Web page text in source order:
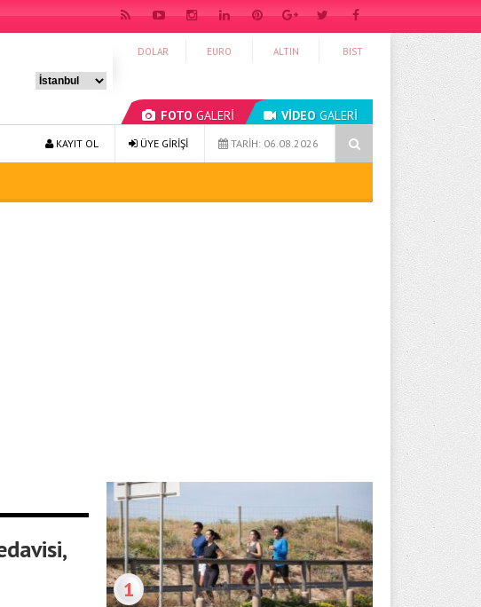
FOTO GALERİ VİDEO GALERİ
DOLAR EURO ALTIN BIST
Sağlıklı Yaşam 49: Bütünsel Yaklaşım ve Sürdürülebilir Alışkanlıklar
TARİH: 06.08.2026
ÜYE GİRİŞİ
KAYIT OL
1